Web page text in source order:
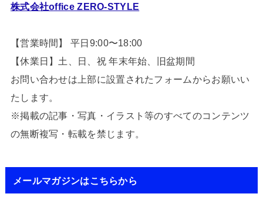
株式会社office ZERO-STYLE
【営業時間】 平日9:00〜18:00
【休業日】土、日、祝 年末年始、旧盆期間
お問い合わせは上部に設置されたフォームからお願いい
たします。
※掲載の記事・写真・イラスト等のすべてのコンテンツ
の無断複写・転載を禁じます。
メールマガジンはこちらから